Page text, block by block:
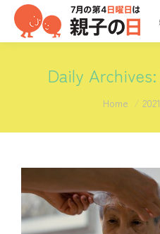
Daily Archives:
You are here:
Home 2021